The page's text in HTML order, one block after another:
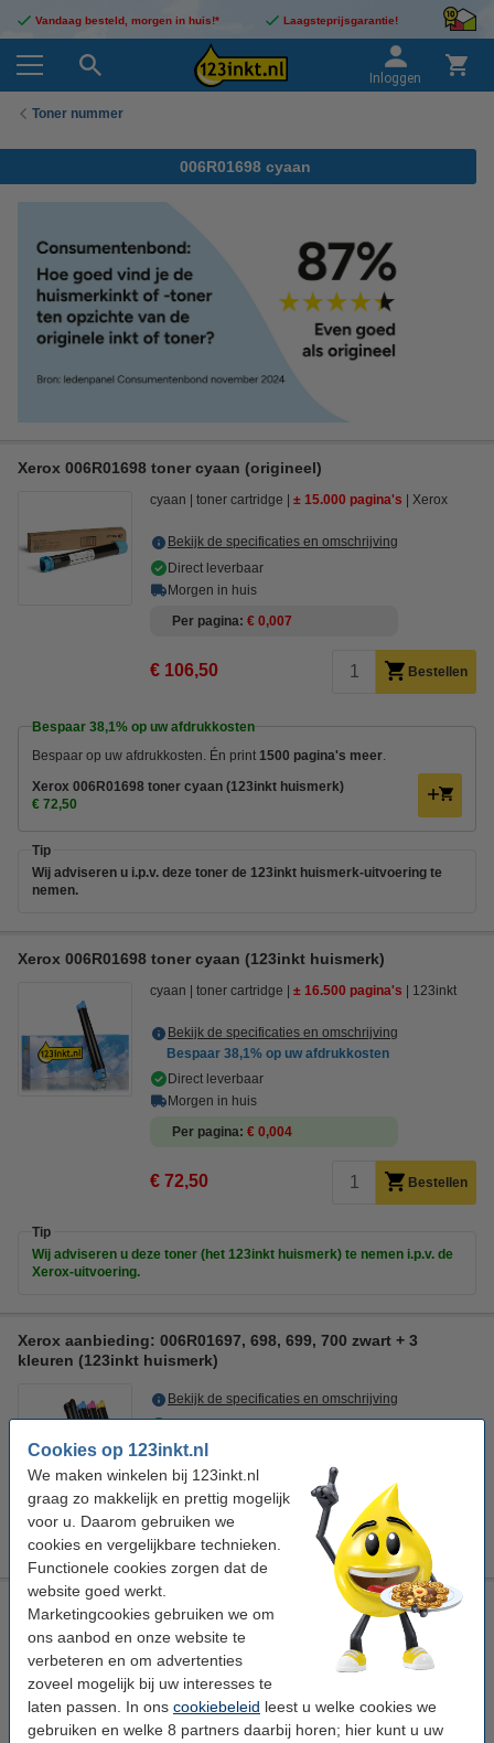
Cookies op 123inkt.nl
We maken winkelen bij 123inkt.nl
graag zo makkelijk en prettig mogelijk
voor u. Daarom gebruiken we
cookies en vergelijkbare technieken.
Functionele cookies zorgen dat de
website goed werkt.
Marketingcookies gebruiken we om
ons aanbod en onze website te
verbeteren en om advertenties
zoveel mogelijk bij uw interesses te
laten passen. In ons cookiebeleid leest u welke cookies we
gebruiken en welke 8 partners daarbij horen; hier kunt u uw
Vandaag besteld, morgen in huis!* Laagsteprijsgarantie!
Inloggen
Toner nummer
006R01698 cyaan
Xerox 006R01698 toner cyaan (origineel)
cyaan toner cartridge ± 15.000 pagina's Xerox
Bekijk de specificaties en omschrijving
Direct leverbaar
Morgen in huis
Per pagina € 0,007
€ 106,50 Bestellen
Bespaar 38,1% op uw afdrukkosten
Bespaar op uw afdrukkosten. Én print 1500 pagina's meer.
Xerox 006R01698 toner cyaan (123inkt huismerk)
€ 72,50
Tip
Wij adviseren u i.p.v. deze toner de 123inkt huismerk-uitvoering te
nemen.
Xerox 006R01698 toner cyaan (123inkt huismerk)
cyaan toner cartridge ± 16.500 pagina's 123inkt
Bekijk de specificaties en omschrijving
Bespaar 38,1% op uw afdrukkosten
Direct leverbaar
Morgen in huis
Per pagina € 0,004
€ 72,50 Bestellen
Tip
Wij adviseren u deze toner (het 123inkt huismerk) te nemen i.p.v. de
Xerox-uitvoering.
Xerox aanbieding: 006R01697, 698, 699, 700 zwart + 3
kleuren (123inkt huismerk)
Bekijk de specificaties en omschrijving
Morgen in huis
Per pagina € 0,004
€ 274,50 Bestellen
Laserprinter reinigingsdoek
tonerdoek 43 x 32 cm (LxB) geel 999058
Bekijk de specificaties en omschrijving
Direct leverbaar
Morgen in huis